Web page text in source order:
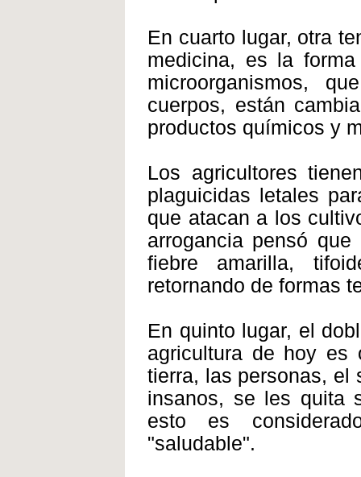
En cuarto lugar, otra
medicina, es la
microorganismos,
cuerpos, están
productos químicos y
Los agricultores
plaguicidas letales
que atacan a los
arrogancia pensó
fiebre amarilla,
retornando de formas
En quinto lugar, el
agricultura de hoy es
tierra, las personas, el
insanos, se les quita
esto es
"saludable".